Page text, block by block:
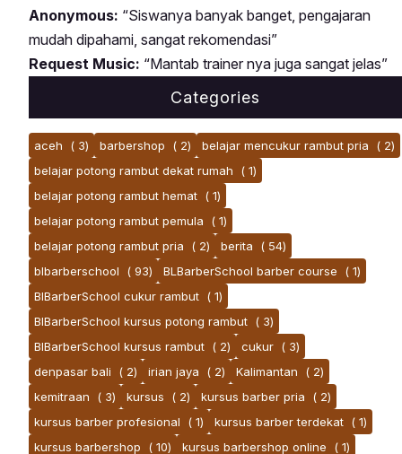
Anonymous: “Siswanya banyak banget, pengajaran
mudah dipahami, sangat rekomendasi”
Request Music: “Mantab trainer nya juga sangat jelas”
Categories
aceh ( 3) barbershop ( 2) belajar mencukur rambut pria
( 2)
belajar potong rambut dekat rumah
( 1)
belajar potong rambut hemat ( 1)
belajar potong rambut pemula
( 1)
belajar potong rambut pria
( 2) berita
( 54)
blbarberschool
( 93) BLBarberSchool barber course
( 1)
BlBarberSchool cukur rambut ( 1)
BlBarberSchool kursus potong rambut ( 3)
BlBarberSchool kursus rambut ( 2) cukur ( 3)
denpasar bali
( 2) irian jaya ( 2) Kalimantan
( 2)
kemitraan
( 3) kursus ( 2) kursus barber pria
( 2)
kursus barber profesional
( 1) kursus barber terdekat ( 1)
kursus barbershop
( 10) kursus barbershop online
( 1)